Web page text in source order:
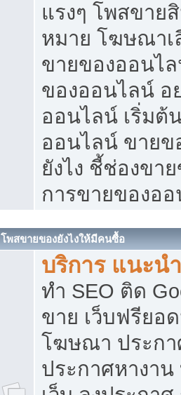
แรงๆ โพสขาย
หมาย โฆษณาเ
ขายของออนไ
ของออนไลน์ อ
ออนไลน์ เริ่มต้
ออนไลน์ ขายข
ยังไง ชี้ช่องขา
การขายของอ
โพสขายของยังไงให้มีคนซื้อ
บริการ แนะน
ทำ SEO ติด
ขาย เว็บฟรียอ
โฆษณา ประกา
ประกาศหางา